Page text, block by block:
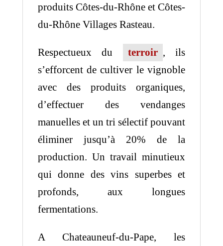
produits Côtes-du-Rhône et Côtes-
du-Rhône Villages Rasteau.
Respectueux du terroir , ils
s’efforcent de cultiver le vignoble
avec des produits organiques,
d’effectuer des vendanges
manuelles et un tri sélectif pouvant
éliminer jusqu’à 20% de la
production. Un travail minutieux
qui donne des vins superbes et
profonds, aux longues
fermentations.
A Chateauneuf-du-Pape, les